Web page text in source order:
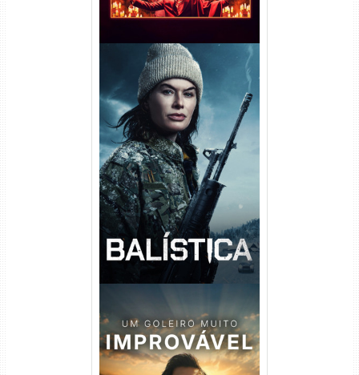
Balística Torrent (2025) WEB-
DL 1080p Dual Áudio